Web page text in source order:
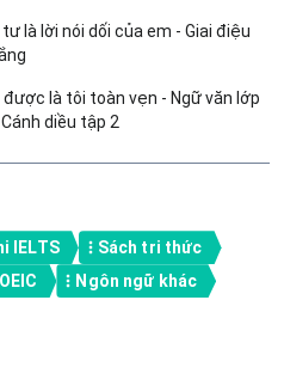
là lời nói dối của em - Giai điệu
là tôi toàn vẹn - Ngữ văn lớp
diều tập 2
IELTS
Sách tri thức
Ngôn ngữ khác